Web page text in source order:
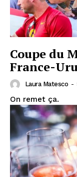
Coupe du
France-
Laura Matesco -
On remet ça.